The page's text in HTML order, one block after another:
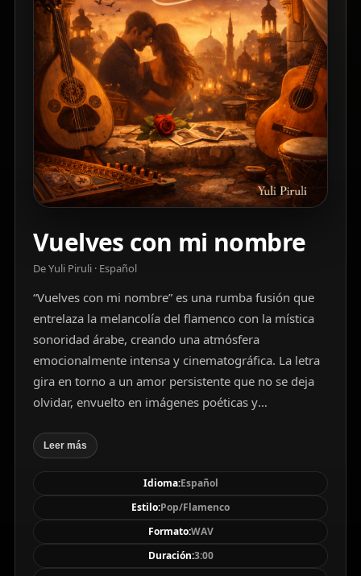
Vuelves con mi nombre
De Yuli Piruli · Español
“Vuelves con mi nombre” es una rumba fusión que
entrelaza la melancolía del flamenco con la mística
sonoridad árabe, creando una atmósfera
emocionalmente intensa y cinematográfica. La letra
gira en torno a un amor persistente que no se deja
olvidar, envuelto en imágenes poéticas y
por sus guitarras flamencas entrelazadas con
ney, qanun), una percusión rica en matices (cajón,
darbuka, riqq), y arreglos vocales masculinos con
duende moderno. Con una producción íntima de tres
minutos de duración, la pieza integra elementos del
emo hip-hop actual (subgraves cálidos, hats
Leer más
Idioma:Español
Estilo:Pop/Flamenco
Formato:WAV
Duración:3:00